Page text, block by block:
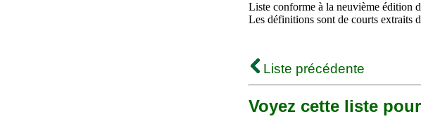
Liste conforme à la neuvième édition
Les définitions sont de courts extraits
Liste précédente
Voyez cette liste